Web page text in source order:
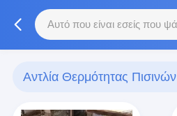
Αντλία Θερμότητας Πισινών